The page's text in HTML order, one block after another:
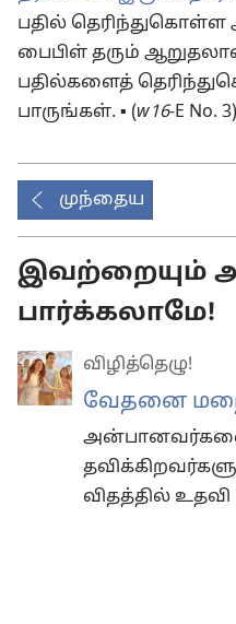
பதில் தெரிந்துகொள்ள
பைபிள் தரும்
பதில்களைத்
பாருங்கள். ▪ (w16-E No. 3)
முந்தைய
இவற்றையும்
பார்க்கலாமே!
விழித்தெழு!
வேதனை
விதத்தில் உதவி